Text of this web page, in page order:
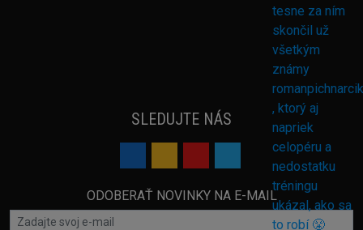
SLEDUJTE NÁS
ODOBERAŤ NOVINKY NA E-MAIL